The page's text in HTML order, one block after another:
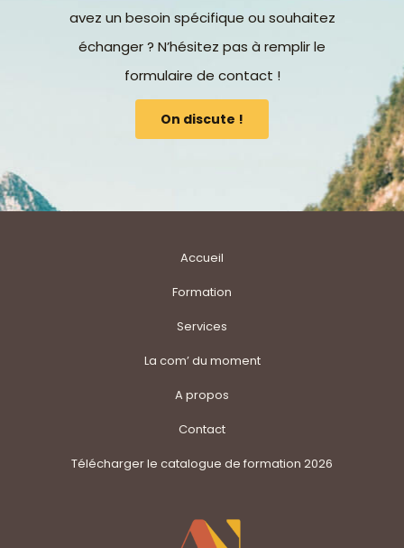
avez un besoin spécifique ou souhaitez
échanger ? N’hésitez pas à remplir le
formulaire de contact !
On discute !
Accueil
Formation
Services
La com’ du moment
A propos
Contact
Télécharger le catalogue de formation 2026